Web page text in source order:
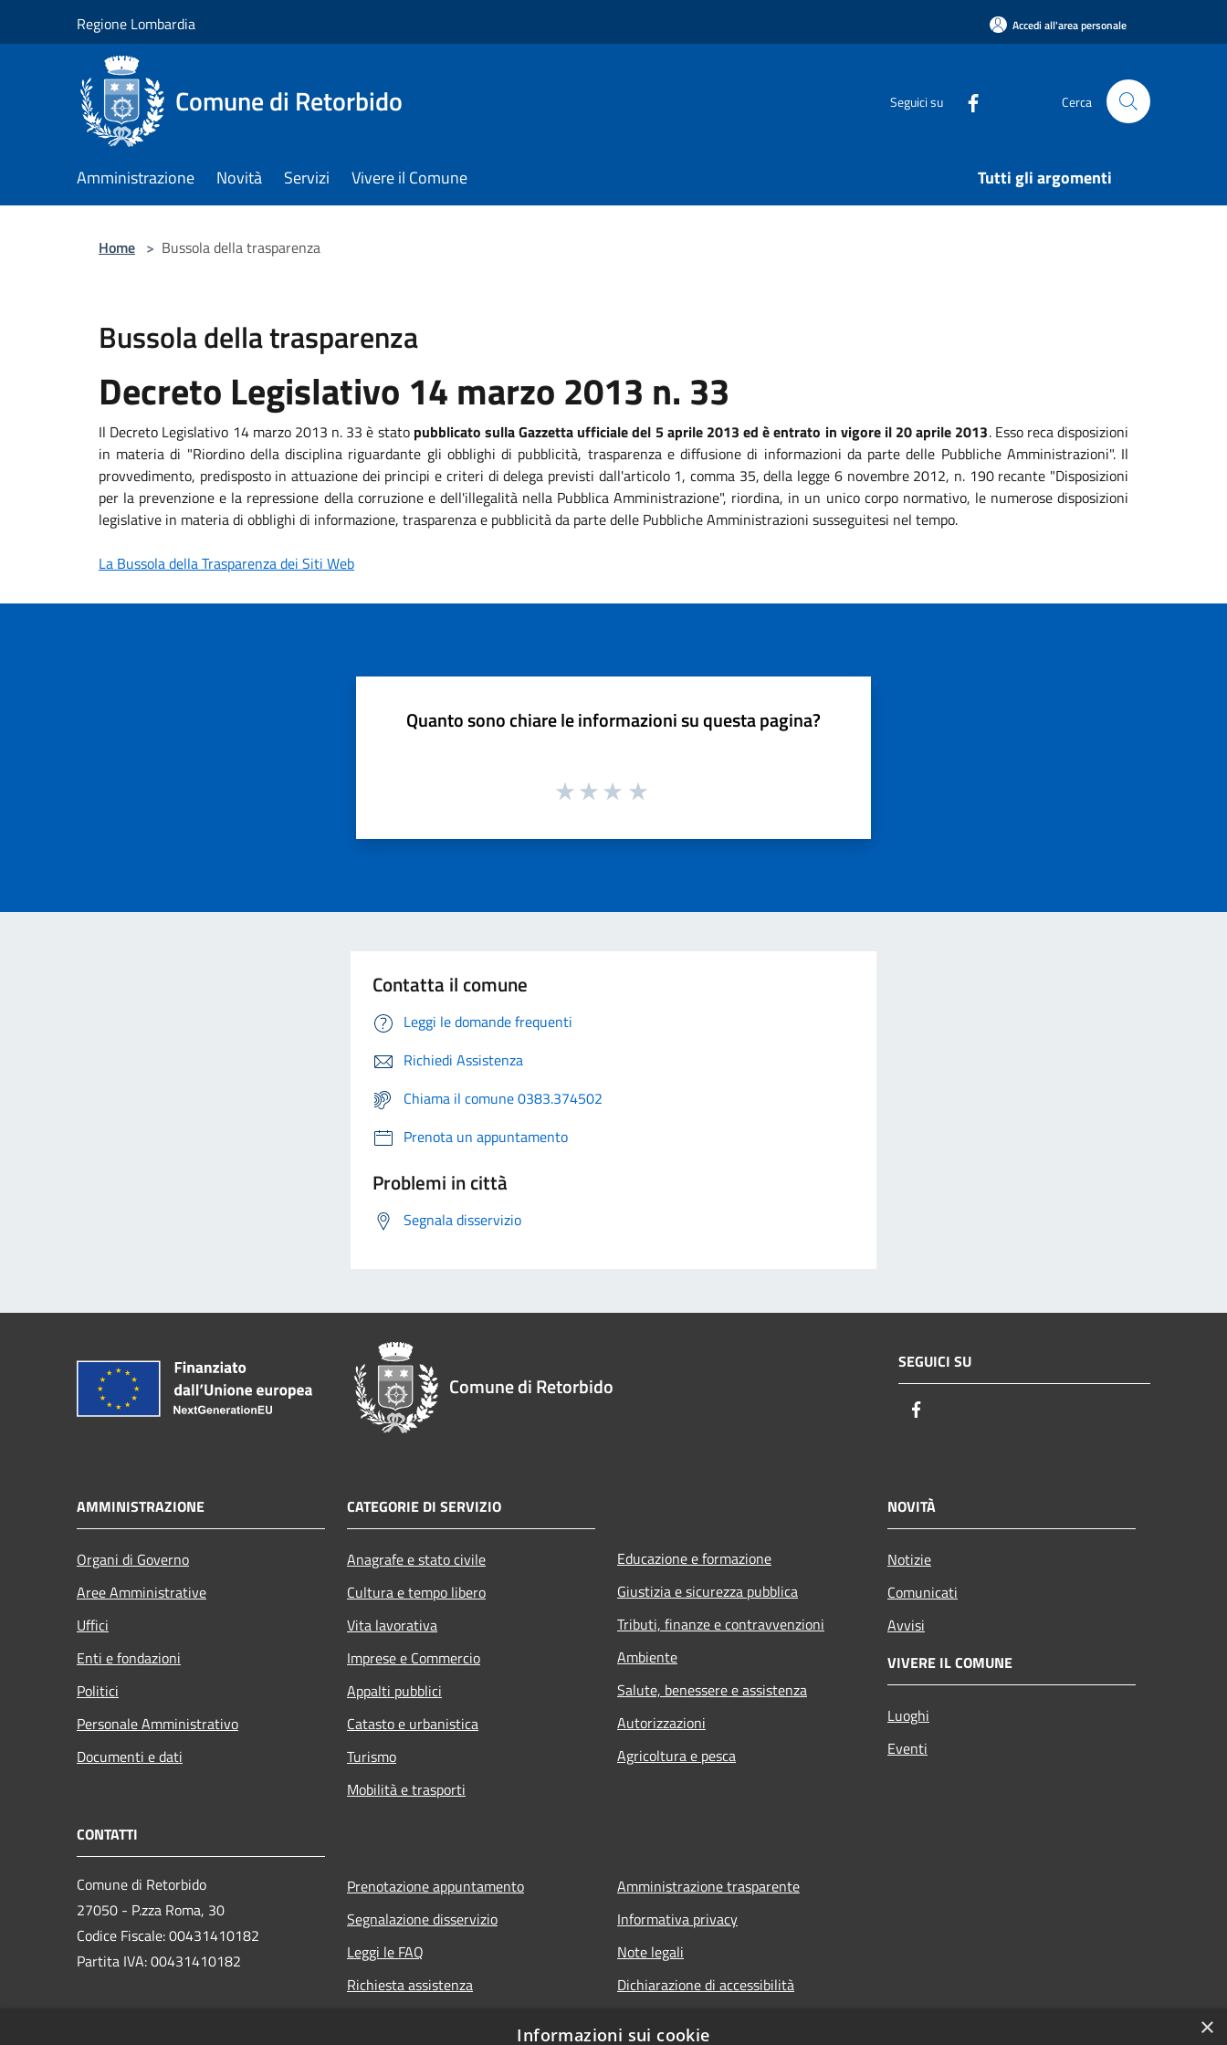
Regione Lombardia Accedi all'area personale
Comune di Retorbido Seguici su Cerca
Amministrazione Novità Servizi Vivere il Comune Tutti gli argomenti
Home > Bussola della trasparenza
Bussola della trasparenza
Decreto Legislativo 14 marzo 2013 n. 33
Il Decreto Legislativo 14 marzo 2013 n. 33 è stato pubblicato sulla Gazzetta ufficiale del 5 aprile 2013 ed è entrato in vigore il 20 aprile 2013. Esso reca disposizioni
in materia di "Riordino della disciplina riguardante gli obblighi di pubblicità, trasparenza e diffusione di informazioni da parte delle Pubbliche Amministrazioni". Il
provvedimento, predisposto in attuazione dei principi e criteri di delega previsti dall'articolo 1, comma 35, della legge 6 novembre 2012, n. 190 recante "Disposizioni
per la prevenzione e la repressione della corruzione e dell'illegalità nella Pubblica Amministrazione", riordina, in un unico corpo normativo, le numerose disposizioni
legislative in materia di obblighi di informazione, trasparenza e pubblicità da parte delle Pubbliche Amministrazioni susseguitesi nel tempo.
La Bussola della Trasparenza dei Siti Web
Quanto sono chiare le informazioni su questa pagina?
Contatta il comune
Leggi le domande frequenti
Richiedi Assistenza
Chiama il comune 0383.374502
Prenota un appuntamento
Problemi in città
Segnala disservizio
Comune di Retorbido
SEGUICI SU
AMMINISTRAZIONE
Organi di Governo
Aree Amministrative
Uffici
Enti e fondazioni
Politici
Personale Amministrativo
Documenti e dati
CATEGORIE DI SERVIZIO
Anagrafe e stato civile
Cultura e tempo libero
Vita lavorativa
Imprese e Commercio
Appalti pubblici
Catasto e urbanistica
Turismo
Mobilità e trasporti
Educazione e formazione
Giustizia e sicurezza pubblica
Tributi, finanze e contravvenzioni
Ambiente
Salute, benessere e assistenza
Autorizzazioni
Agricoltura e pesca
NOVITÀ
Notizie
Comunicati
Avvisi
VIVERE IL COMUNE
Luoghi
Eventi
CONTATTI
Comune di Retorbido
27050 - P.zza Roma, 30
Codice Fiscale: 00431410182
Partita IVA: 00431410182
Prenotazione appuntamento
Segnalazione disservizio
Leggi le FAQ
Richiesta assistenza
Amministrazione trasparente
Informativa privacy
Note legali
Dichiarazione di accessibilità
×
Informazioni sui cookie